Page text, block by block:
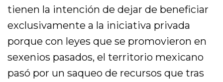
tienen la intención de dejar de beneficiar
exclusivamente a la iniciativa privada
porque con leyes que se promovieron en
sexenios pasados, el territorio mexicano
pasó por un saqueo de recursos que tras